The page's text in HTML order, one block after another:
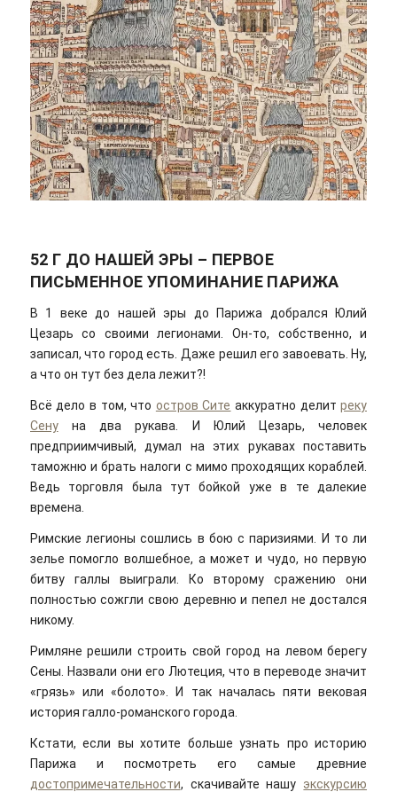
52 Г ДО НАШЕЙ ЭРЫ – ПЕРВОЕ
ПИСЬМЕННОЕ УПОМИНАНИЕ ПАРИЖА
В 1 веке до нашей эры до Парижа добрался Юлий
Цезарь со своими легионами. Он-то, собственно, и
записал, что город есть. Даже решил его завоевать. Ну,
а что он тут без дела лежит?!
Всё дело в том, что остров Сите аккуратно делитреку
Сенуна два рукава. И Юлий Цезарь, человек
предприимчивый, думал на этих рукавах поставить
таможню и брать налоги с мимо проходящих кораблей.
Ведь торговля была тут бойкой уже в те далекие
времена.
Римские легионы сошлись в бою с паризиями. И то ли
зелье помогло волшебное, а может и чудо, но первую
битву галлы выиграли. Ко второму сражению они
полностью сожгли свою деревню и пепел не достался
никому.
Римляне решили строить свой город на левом берегу
Сены. Назвали они его Лютеция, что в переводе значит
«грязь» или «болото». И так началась пяти вековая
история галло-романского города.
Кстати, если вы хотите больше узнать про историю
Парижа и посмотреть его самые древние
достопримечательности, скачивайте нашу экскурсию